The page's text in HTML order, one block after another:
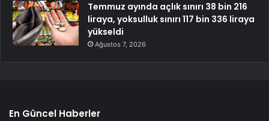
Temmuz ayında açlık sınırı 38 bin 216
liraya, yoksulluk sınırı 117 bin 336 liraya
yükseldi
Ağustos 7, 2026
En Güncel Haberler